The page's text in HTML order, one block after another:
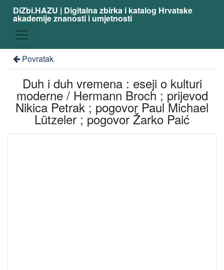
DiZbi.HAZU | Digitalna zbirka i katalog Hrvatske
akademije znanosti i umjetnosti
Povratak
Duh i duh vremena : eseji o kulturi
moderne / Hermann Broch ; prijevod
Nikica Petrak ; pogovor Paul Michael
Lützeler ; pogovor Žarko Paić